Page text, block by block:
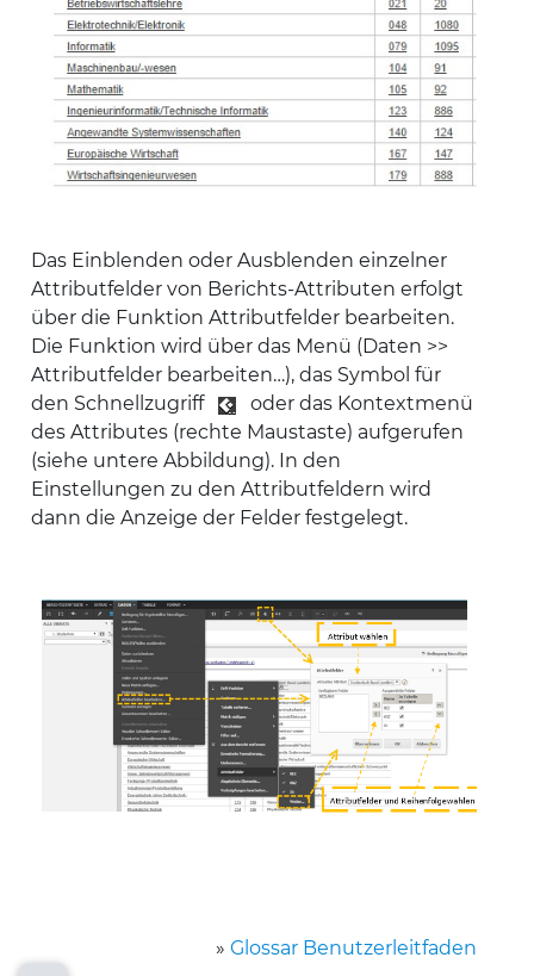
Das Einblenden oder Ausblenden einzelner
Attributfelder von Berichts-Attributen erfolgt
über die Funktion Attributfelder bearbeiten.
Die Funktion wird über das Menü (Daten >>
Attributfelder bearbeiten…), das Symbol für
den Schnellzugriff
oder das Kontextmenü
des Attributes (rechte Maustaste) aufgerufen
(siehe untere Abbildung). In den
Einstellungen zu den Attributfeldern wird
dann die Anzeige der Felder festgelegt.
»Glossar Benutzerleitfaden